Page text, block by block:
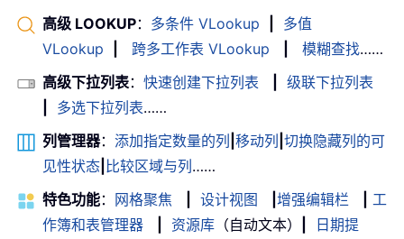
高级 LOOKUP： 多条件 VLookup
多值
VLookup
跨多工作表 VLookup 模糊查找……
高级下拉列表： 快速创建下拉列表
级联下拉列表
多选下拉列表……
列管理器： 添加指定数量的列 移动列 切换隐藏列的可
见性状态 比较区域与列……
特色功能： 网格聚焦 设计视图 增强编辑栏
工
作簿和表管理器
资源库 （自动文本）
日期提